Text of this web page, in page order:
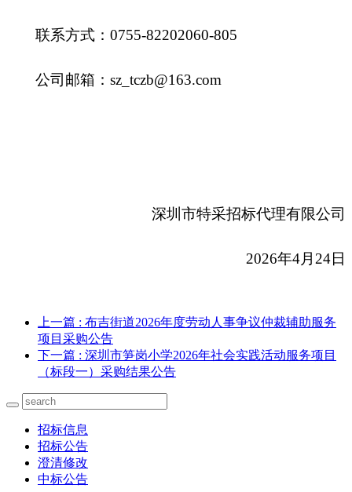
联系方式：0755-82202060-805
公司邮箱：sz_tczb@163.com
深圳市特采招标代理有限公司
2026年4月24日
上一篇 : 布吉街道2026年度劳动人事争议仲裁辅助服务
项目采购公告
下一篇 : 深圳市笋岗小学2026年社会实践活动服务项目
（标段一）采购结果公告
招标信息
招标公告
澄清修改
中标公告